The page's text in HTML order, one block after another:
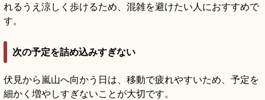
れるうえ涼しく歩けるため、混雑を避けたい人におすすめで
す。
次の予定を詰め込みすぎない
伏見から嵐山へ向かう日は、移動で疲れやすいため、予定を
細かく増やしすぎないことが大切です。